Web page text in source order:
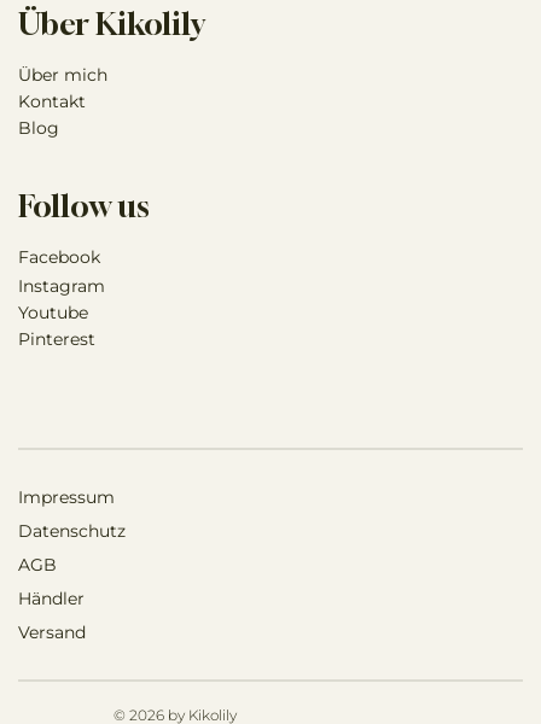
© 2026 by Kikolily
Impressum
Datenschutz
AGB
Händler
Versand
Follow us
Facebook
Instagram
Youtube
Pinterest
Über Kikolily
Über mich
Kontakt
Blog